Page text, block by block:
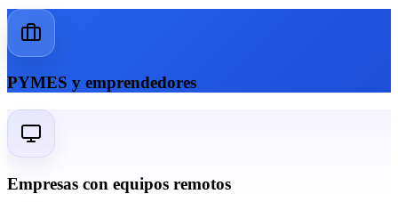
PYMES y emprendedores
Empresas con equipos remotos